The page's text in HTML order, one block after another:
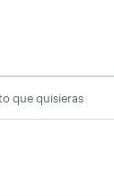
que quisieras